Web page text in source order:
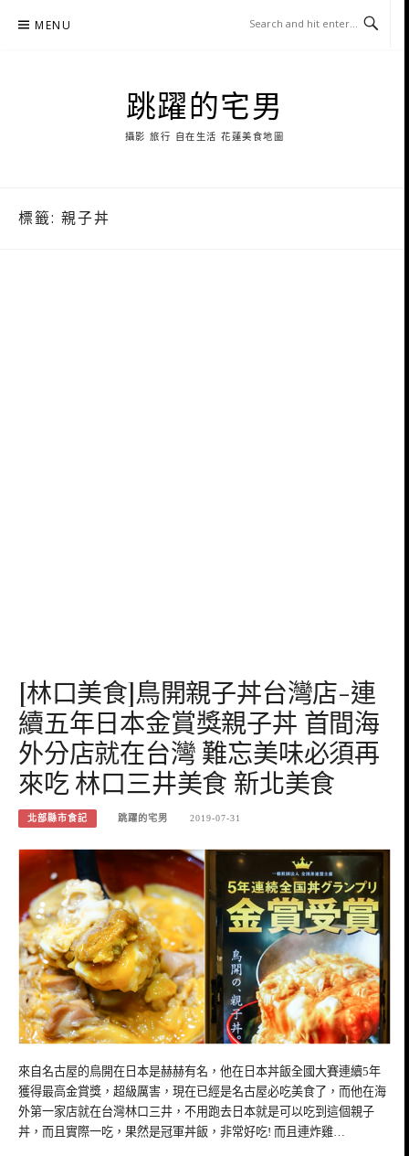
MENU
跳躍的宅男
攝影 旅行 自在生活 花蓮美食地圖
標籤: 親子丼
[林口美食]鳥開親子丼台灣店-連
續五年日本金賞獎親子丼 首間海
外分店就在台灣 難忘美味必須再
來吃 林口三井美食 新北美食
北部縣市食記 跳躍的宅男 2019-07-31
來自名古屋的鳥開在日本是赫赫有名，他在日本丼飯全國大賽連續5年
獲得最高金賞獎，超級厲害，現在已經是名古屋必吃美食了，而他在海
外第一家店就在台灣林口三井，不用跑去日本就是可以吃到這個親子
丼，而且實際一吃，果然是冠軍丼飯，非常好吃! 而且連炸雞…